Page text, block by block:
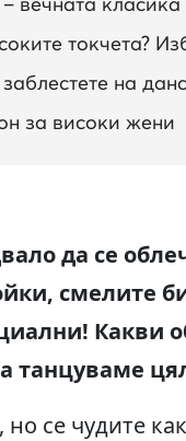
токчета?
на
за високи жени
да се
смелите
Какви
танцуваме
се чудите